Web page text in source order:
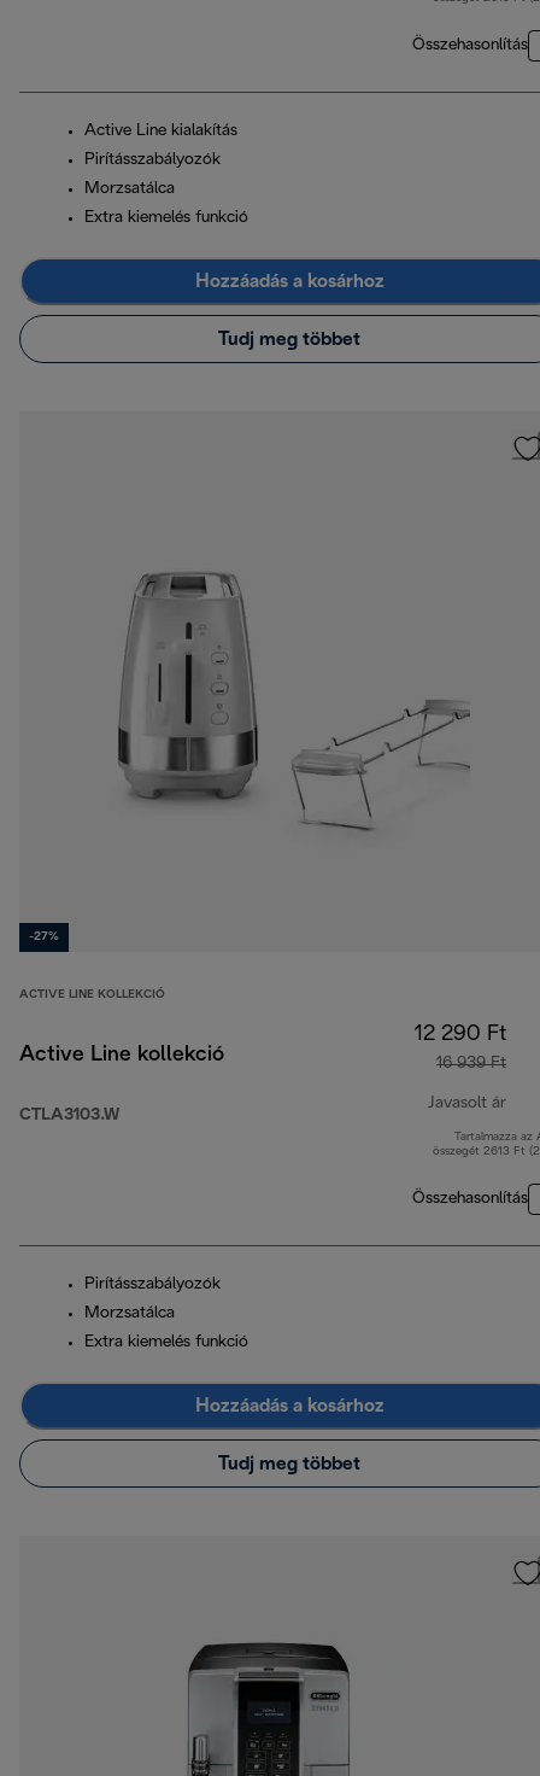
Összehasonlítás
Active Line kialakítás
Pirításszabályozók
Morzsatálca
Extra kiemelés funkció
Hozzáadás a kosárhoz
Tudj meg többet
-27%
ACTIVE LINE KOLLEKCIÓ
Active Line kollekció
CTLA3103.W
12 290 Ft
16 939 Ft
Javasolt ár
Tartalmazza az
összegét 2613 Ft
Összehasonlítás
Pirításszabályozók
Morzsatálca
Extra kiemelés funkció
Hozzáadás a kosárhoz
Tudj meg többet